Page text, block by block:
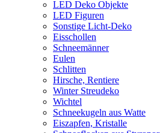
LED Deko Objekte
LED Figuren
Sonstige Licht-Deko
Eisschollen
Schneemänner
Eulen
Schlitten
Hirsche, Rentiere
Winter Streudeko
Wichtel
Schneekugeln aus Watte
Eiszapfen, Kristalle